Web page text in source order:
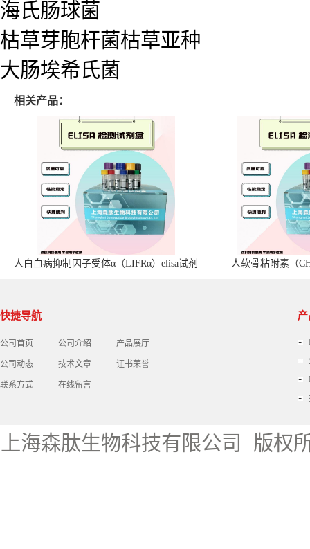
海氏肠球菌
枯草芽胞杆菌枯草亚种
大肠埃希氏菌
相关产品：
人白血病抑制因子受体α（LIFRα）elisa试剂
人软骨粘附素（
快捷导航
公司首页 公司介绍 产品展厅
公司动态 技术文章 证书荣誉
联系方式 在线留言
上海森肽生物科技有限公司 版权